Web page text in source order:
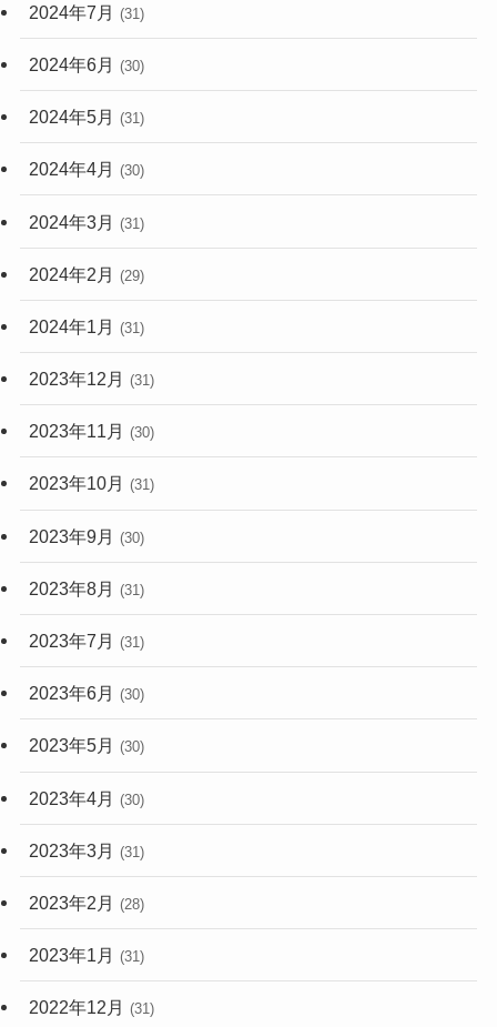
2024年7月 (31)
2024年6月 (30)
2024年5月 (31)
2024年4月 (30)
2024年3月 (31)
2024年2月 (29)
2024年1月 (31)
2023年12月 (31)
2023年11月 (30)
2023年10月 (31)
2023年9月 (30)
2023年8月 (31)
2023年7月 (31)
2023年6月 (30)
2023年5月 (30)
2023年4月 (30)
2023年3月 (31)
2023年2月 (28)
2023年1月 (31)
2022年12月 (31)